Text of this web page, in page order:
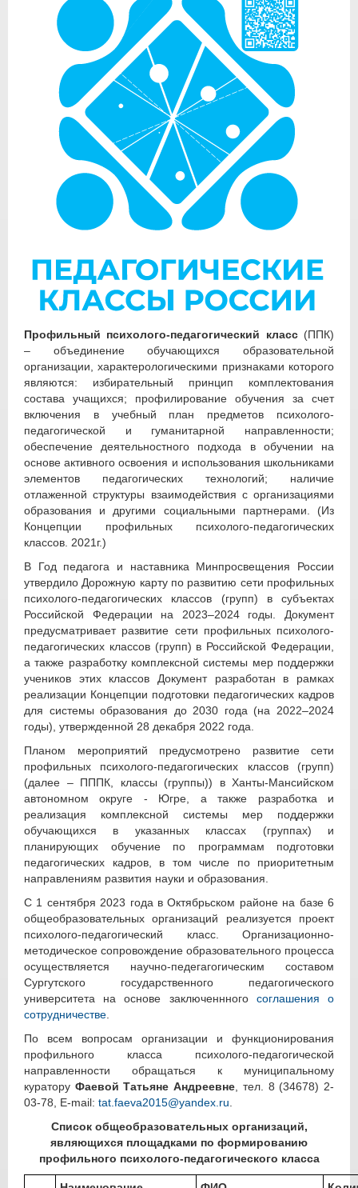
Профильный психолого-педагогический класс(ППК)
– объединение обучающихся образовательной
организации, характерологическими признаками которого
являются: избирательный принцип комплектования
состава учащихся; профилирование обучения за счет
включения в учебный план предметов психолого-
педагогической и гуманитарной направленности;
обеспечение деятельностного подхода в обучении на
основе активного освоения и использования школьниками
элементов педагогических технологий; наличие
отлаженной структуры взаимодействия с организациями
образования и другими социальными партнерами. (Из
Концепции профильных психолого-педагогических
классов. 2021г.)
В Год педагога и наставника Минпросвещения России
утвердило Дорожную карту по развитию сети профильных
психолого-педагогических классов (групп) в субъектах
Российской Федерации на 2023–2024 годы. Документ
предусматривает развитие сети профильных психолого-
педагогических классов (групп) в Российской Федерации,
а также разработку комплексной системы мер поддержки
учеников этих классов Документ разработан в рамках
реализации Концепции подготовки педагогических кадров
для системы образования до 2030 года (на 2022–2024
годы), утвержденной 28 декабря 2022 года.
Планом мероприятий предусмотрено развитие сети
профильных психолого-педагогических классов (групп)
(далее – ПППК, классы (группы)) в Ханты-Мансийском
автономном округе - Югре, а также разработка и
реализация комплексной системы мер поддержки
обучающихся в указанных классах (группах) и
планирующих обучение по программам подготовки
педагогических кадров, в том числе по приоритетным
направлениям развития науки и образования.
С 1 сентября 2023 года в Октябрьском районе на базе 6
общеобразовательных организаций реализуется проект
психолого-педагогический класс. Организационно-
методическое сопровождение образовательного процесса
осуществляется научно-педегагогическим составом
Сургутского государственного педагогического
университета на основе заключеннного соглашения о
сотрудничестве
По всем вопросам организации и функционирования
профильного класса психолого-педагогической
направленности обращаться к муниципальному
куратору Фаевой Татьяне Андреевне , тел. 8 (34678) 2-
03-78, E-mail: tat.faeva2015@yandex.ru
Список общеобразовательных организаций,
являющихся площадками по формированию
профильного психолого-педагогического класса